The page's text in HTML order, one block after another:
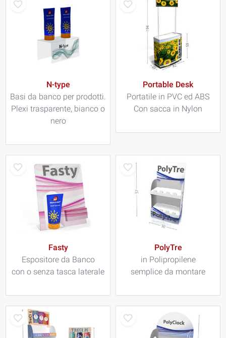
N-type
Basi da banco per prodotti.
Plexi trasparente, bianco o
nero
Portable Desk
Portatile in PVC ed ABS
Con sacca in Nylon
Fasty
Espositore da Banco
con o senza tasca laterale
PolyTre
in Polipropilene
semplice da montare